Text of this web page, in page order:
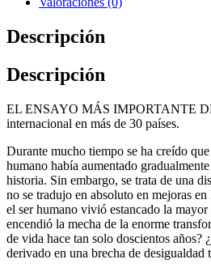
Descripción
Descripción
EL ENSAYO MÁS IMPORTANTE
internacional en más de 30 países.
Durante mucho tiempo se ha creído
humano había aumentado
historia. Sin embargo, se trata de una
no se tradujo en absoluto en mejoras
el ser humano vivió estancado la
encendió la mecha de la enorme
de vida hace tan solo doscientos años?
derivado en una brecha de desigualdad